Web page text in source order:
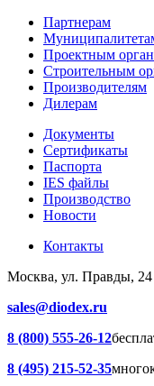
Партнерам
Проектным
Строительным
Производителям
Дилерам
Документы
Сертификаты
Паспорта
IES файлы
Производство
Новости
Контакты
Москва, ул. Правды, 24
sales@diodex.ru
8 (800) 555-26-12
8 (495) 215-52-35